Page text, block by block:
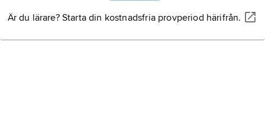
Är du lärare? Starta din kostnadsfria provperiod härifrån.